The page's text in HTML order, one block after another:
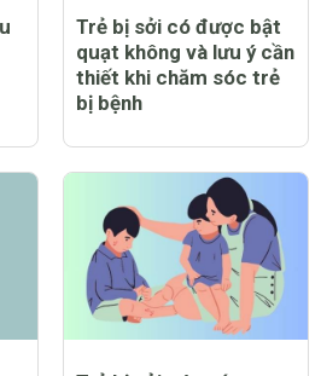
Trẻ bị sởi có được bật
quạt không và lưu ý cần
thiết khi chăm sóc trẻ
bị bệnh